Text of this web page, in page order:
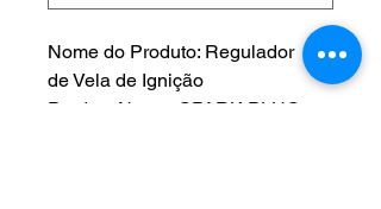
Nome do Produto: Regulador
de Vela de Ignição
Product Name: SPARK PLUG